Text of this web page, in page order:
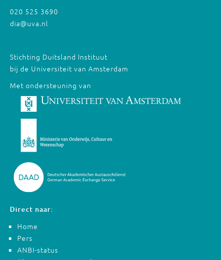
020 525 3690
dia@uva.nl
Stichting Duitsland Instituut
bij de Universiteit van Amsterdam
Met ondersteuning van
Direct naar:
Home
Pers
ANBI-status